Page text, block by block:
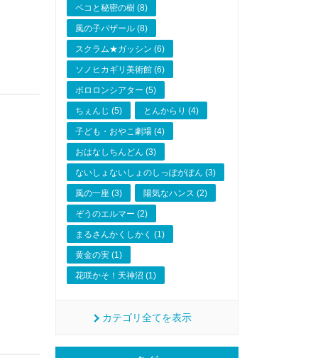
ペコと秘密の樹 (8)
風の子バザール (8)
スクラム★ガッシン (6)
ソノヒカギリ美術館 (6)
ポロロンシアター (5)
ちぇんじ (5) とんからり (4)
子ども・おやこ劇場 (4)
おはなしちんどん (3)
ないしょないしょのしっぽがぽん (3)
風の一座 (3) 陽気なハンス (2)
ぞうのエルマー (2)
まるさんかくしかく (1)
黄金の実 (1)
花咲かそ！天神沼 (1)
カテゴリ全てを表示